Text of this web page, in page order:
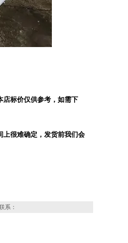
店标价仅供参考，如需下
上很难确定，发货前我们会
系：